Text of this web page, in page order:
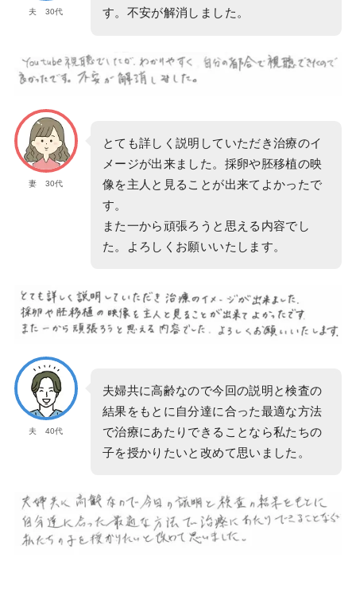
夫 30代
す。不安が解消しました。
妻 30代
とても詳しく説明していただき治療のイ
メージが出来ました。採卵や胚移植の映
像を主人と見ることが出来てよかったで
す。
また一から頑張ろうと思える内容でし
た。よろしくお願いいたします。
夫 40代
夫婦共に高齢なので今回の説明と検査の
結果をもとに自分達に合った最適な方法
で治療にあたりできることなら私たちの
子を授かりたいと改めて思いました。